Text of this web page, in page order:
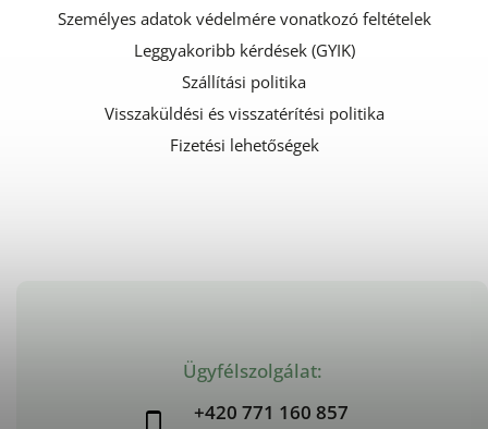
Ügyfélszolgálat:
+420 771 160 857
Személyes adatok védelmére vonatkozó feltételek
Leggyakoribb kérdések (GYIK)
Szállítási politika
Visszaküldési és visszatérítési politika
Fizetési lehetőségek